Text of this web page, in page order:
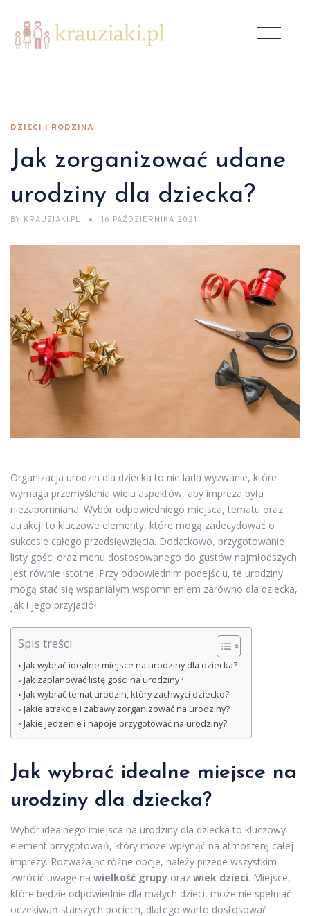
DZIECI I RODZINA
Jak zorganizować udane
urodziny dla dziecka?
BY KRAUZIAKI.PL 16 PAŹDZIERNIKA 2021
Organizacja urodzin dla dziecka to nie lada wyzwanie, które
wymaga przemyślenia wielu aspektów, aby impreza była
niezapomniana. Wybór odpowiedniego miejsca, tematu oraz
atrakcji to kluczowe elementy, które mogą zadecydować o
sukcesie całego przedsięwzięcia. Dodatkowo, przygotowanie
listy gości oraz menu dostosowanego do gustów najmłodszych
jest równie istotne. Przy odpowiednim podejściu, te urodziny
mogą stać się wspaniałym wspomnieniem zarówno dla dziecka,
jak i jego przyjaciół.
Spis treści
Jak wybrać idealne miejsce na urodziny dla dziecka?
Jak zaplanować listę gości na urodziny?
Jak wybrać temat urodzin, który zachwyci dziecko?
Jakie atrakcje i zabawy zorganizować na urodziny?
Jakie jedzenie i napoje przygotować na urodziny?
Jak wybrać idealne miejsce na
urodziny dla dziecka?
Wybór idealnego miejsca na urodziny dla dziecka to kluczowy
element przygotowań, który może wpłynąć na atmosferę całej
imprezy. Rozważając różne opcje, należy przede wszystkim
zwrócić uwagę na wielkość grupy oraz wiek dzieci. Miejsce,
które będzie odpowiednie dla małych dzieci, może nie spełniać
oczekiwań starszych pociech, dlatego warto dostosować